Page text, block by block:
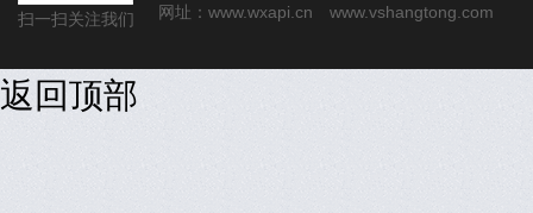
扫一扫关注我们
网址： www.wxapi.cn www.vshangtong.com
返回顶部